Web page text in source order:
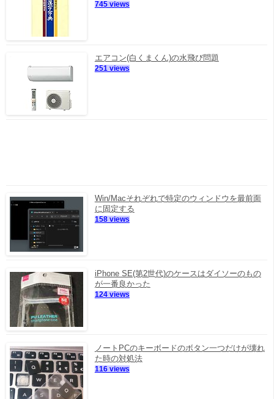
745 views
エアコン(白くまくん)の水飛び問題
251 views
Win/Macそれぞれで特定のウィンドウを最前面
に固定する
158 views
iPhone SE(第2世代)のケースはダイソーのもの
が一番良かった
124 views
ノートPCのキーボードのボタン一つだけが壊れ
た時の対処法
116 views